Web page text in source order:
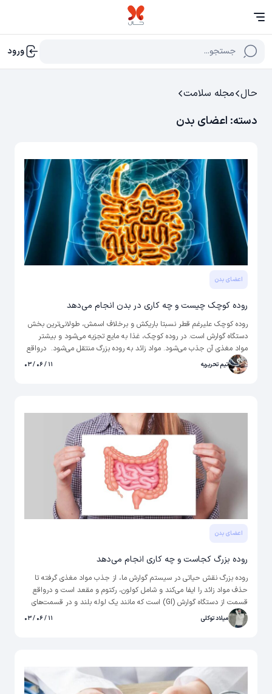
جستجو... ورود
حال مجله سلامت
دسته: اعضای بدن
اعضای بدن
روده کوچک چیست و چه کاری در بدن انجام می‌دهد
روده کوچک علیرغم قطر نسبتا باریکش و برخلاف اسمش، طولانی‌ترین بخش
دستگاه گوارش است. در روده کوچک، غذا به مایع تجزیه می‌شود و بیشتر
مواد مغذی آن جذب می‌شود. مواد زائد به روده بزرگ منتقل می‌شود. درواقع
طول روده کوچک، آن را قادر می سازد تا بخش قابل توجهی از مواد مغذی را از
غذایی که مصرف می‌کنیم جذب کند.
تیم تحریریه ۱۱ / ۰۶ / ۰۳
اعضای بدن
روده بزرگ کجاست و چه کاری انجام می‌دهد
روده بزرگ نقش حیاتی در سیستم گوارش ما، از جذب مواد مغذی گرفته تا
حذف مواد زائد را ایفا می‌کند و شامل کولون، رکتوم و مقعد است و درواقع
قسمت از دستگاه گوارش (GI) است که مانند یک لوله بلند و در قسمت‌های
مختلف آن اتفاقات متفاوتی می‌افتد. در ادامه درباره این بخش از بدن بیشتر
صبحت کرده و کارهای روده بزرگ و بیماری‌های آن را بررسی خواهیم کرد.
میلاد توکلی ۱۱ / ۰۶ / ۰۳